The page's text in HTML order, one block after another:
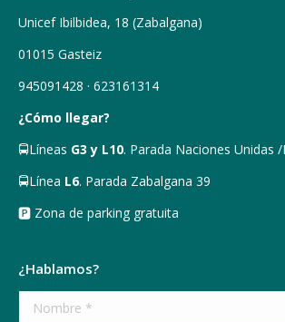
Unicef Ibilbidea, 18 (Zabalgana)
01015 Gasteiz
945091428 · 623161314
¿Cómo llegar?
🚍Líneas G3 y L10. Parada Naciones Unidas
🚍Línea L6. Parada Zabalgana 39
🅿 Zona de parking gratuita
¿Hablamos?
Nombre *